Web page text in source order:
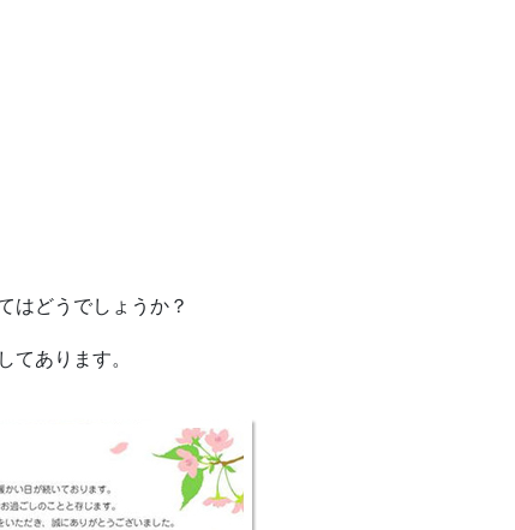
はどうでしょうか？
あります。